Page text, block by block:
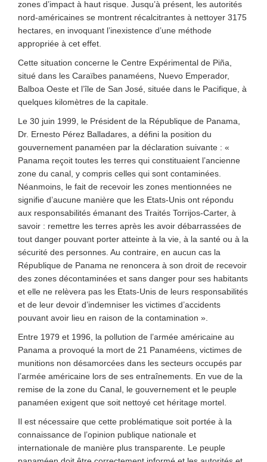
zones d’impact à haut risque. Jusqu’à présent, les autorités
nord-américaines se montrent récalcitrantes à nettoyer 3175
hectares, en invoquant l’inexistence d’une méthode
appropriée à cet effet.
Cette situation concerne le Centre Expérimental de Piña,
situé dans les Caraïbes panaméens, Nuevo Emperador,
Balboa Oeste et l’île de San José, située dans le Pacifique, à
quelques kilomètres de la capitale.
Le 30 juin 1999, le Président de la République de Panama,
Dr. Ernesto Pérez Balladares, a défini la position du
gouvernement panaméen par la déclaration suivante : «
Panama reçoit toutes les terres qui constituaient l’ancienne
zone du canal, y compris celles qui sont contaminées.
Néanmoins, le fait de recevoir les zones mentionnées ne
signifie d’aucune manière que les Etats-Unis ont répondu
aux responsabilités émanant des Traités Torrijos-Carter, à
savoir : remettre les terres après les avoir débarrassées de
tout danger pouvant porter atteinte à la vie, à la santé ou à la
sécurité des personnes. Au contraire, en aucun cas la
République de Panama ne renoncera à son droit de recevoir
des zones décontaminées et sans danger pour ses habitants
et elle ne relèvera pas les Etats-Unis de leurs responsabilités
et de leur devoir d’indemniser les victimes d’accidents
pouvant avoir lieu en raison de la contamination ».
Entre 1979 et 1996, la pollution de l’armée américaine au
Panama a provoqué la mort de 21 Panaméens, victimes de
munitions non désamorcées dans les secteurs occupés par
l’armée américaine lors de ses entraînements. En vue de la
remise de la zone du Canal, le gouvernement et le peuple
panaméen exigent que soit nettoyé cet héritage mortel.
Il est nécessaire que cette problématique soit portée à la
connaissance de l’opinion publique nationale et
internationale de manière plus transparente. Le peuple